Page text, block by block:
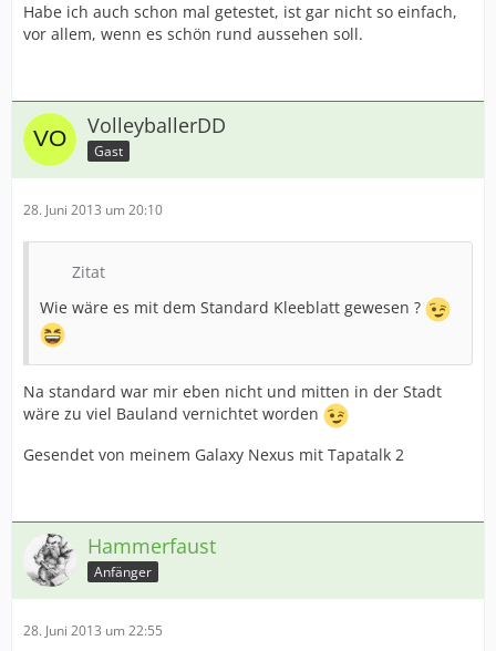
Habe ich auch schon mal getestet, ist gar nicht so einfach,
vor allem, wenn es schön rund aussehen soll.
VolleyballerDD
Gast
28. Juni 2013 um 20:10
Zitat
Wie wäre es mit dem Standard Kleeblatt gewesen ?
Na standard war mir eben nicht und mitten in der Stadt
wäre zu viel Bauland vernichtet worden
Gesendet von meinem Galaxy Nexus mit Tapatalk 2
Hammerfaust
Anfänger
28. Juni 2013 um 22:55